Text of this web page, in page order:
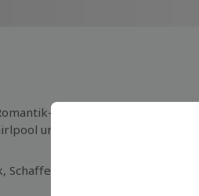
Iglu-
und
Schaffelle,
Schneeschuh-
Öffentlicher